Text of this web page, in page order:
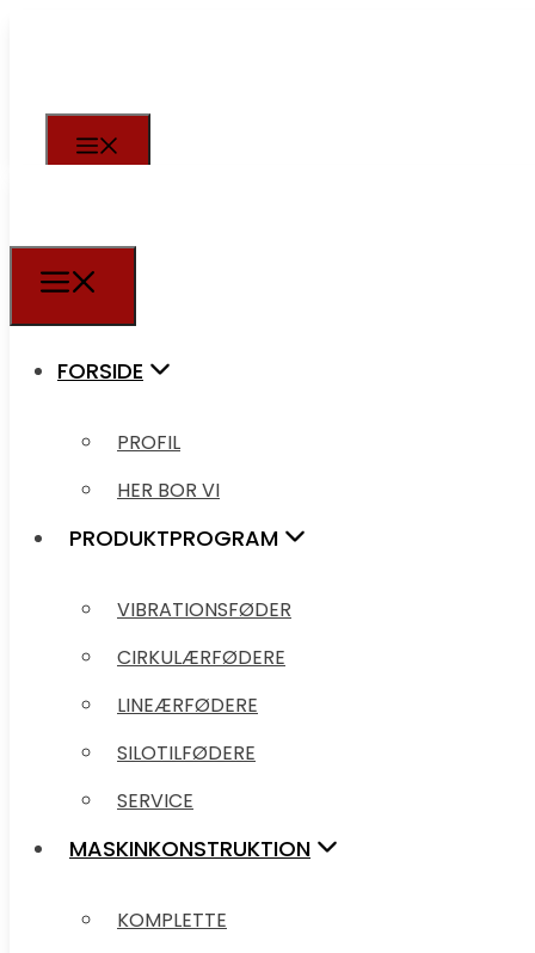
FORSIDE
PROFIL
VIBRATIONSFØDER
LINEÆRFØDERE
SILOTILFØDERE
SERVICE
KOMPLETTE
KONTAKT
FORSIDE
PROFIL
HER BOR VI
PRODUKTPROGRAM
VIBRATIONSFØDER
CIRKULÆRFØDERE
LINEÆRFØDERE
SILOTILFØDERE
SERVICE
MASKINKONSTRUKTION
KOMPLETTE